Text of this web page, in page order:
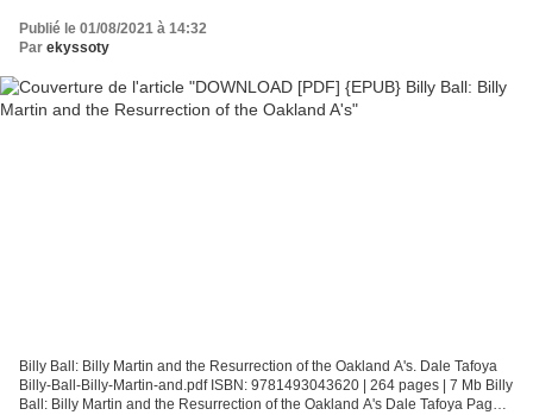
Publié le 01/08/2021 à 14:32
Par ekyssoty
Billy Ball: Billy Martin and the Resurrection of the Oakland A's. Dale Tafoya
Billy-Ball-Billy-Martin-and.pdf ISBN: 9781493043620 | 264 pages | 7 Mb Billy
Ball: Billy Martin and the Resurrection of the Oakland A's Dale Tafoya Page: